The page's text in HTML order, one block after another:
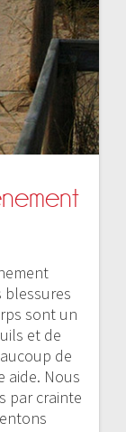
blessures
sont un
et de
de
aide. Nous
par crainte